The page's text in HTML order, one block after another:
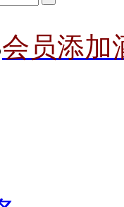
会员添加